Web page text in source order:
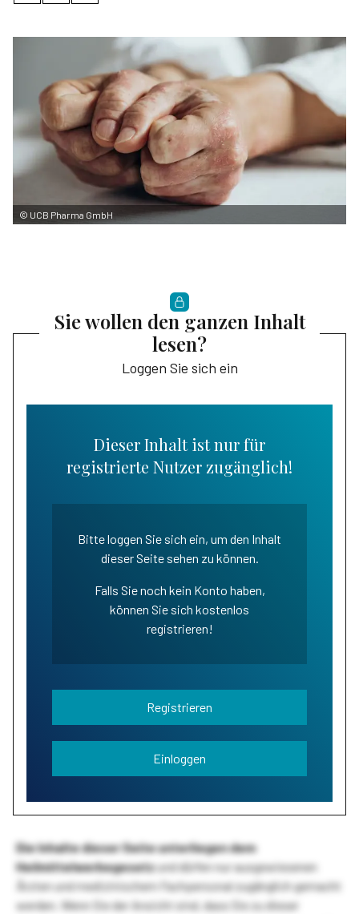
© UCB Pharma GmbH
Sie wollen den ganzen Inhalt
lesen?
Loggen Sie sich ein
Dieser Inhalt ist nur für
registrierte Nutzer zugänglich!
Bitte loggen Sie sich ein, um den Inhalt
dieser Seite sehen zu können.
Falls Sie noch kein Konto haben,
können Sie sich kostenlos
registrieren!
Registrieren
Einloggen
Die Inhalte dieser Seite unterliegen dem
Heilmittelwerbegesetzund dürfen nur ausgewiesenen
Ärzten und medizinischem Fachpersonal zugänglich gemacht
werden. Wenn Sie der Ansicht sind, dass Sie zu dieser